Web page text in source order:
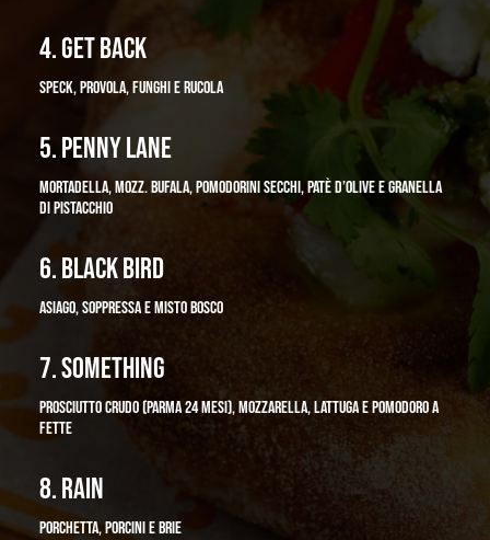
4. GET BACK
SPECK, PROVOLA, FUNGHI E RUCOLA
5. PENNY LANE
MORTADELLA, MOZZ. BUFALA, POMODORINI SECCHI, PATÈ D’OLIVE E GRANELLA
DI PISTACCHIO
6. BLACK BIRD
ASIAGO, SOPPRESSA E MISTO BOSCO
7. SOMETHING
PROSCIUTTO CRUDO (PARMA 24 MESI), MOZZARELLA, LATTUGA E POMODORO A
FETTE
8. RAIN
PORCHETTA, PORCINI E BRIE